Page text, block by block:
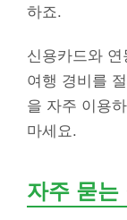
하죠.
신용카드와
여행 경비를
을 자주 이용
마세요.
자주 묻는